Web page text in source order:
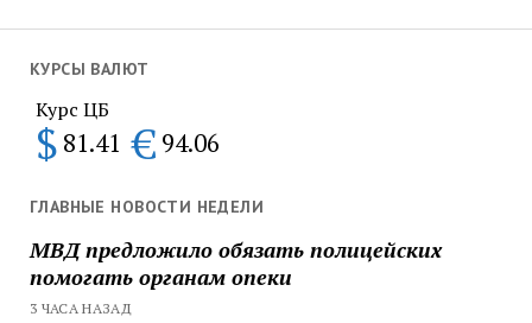
КУРСЫ ВАЛЮТ
Курс ЦБ
$ 81.41 € 94.06
ГЛАВНЫЕ НОВОСТИ НЕДЕЛИ
МВД предложило обязать полицейских
помогать органам опеки
3 ЧАСА НАЗАД